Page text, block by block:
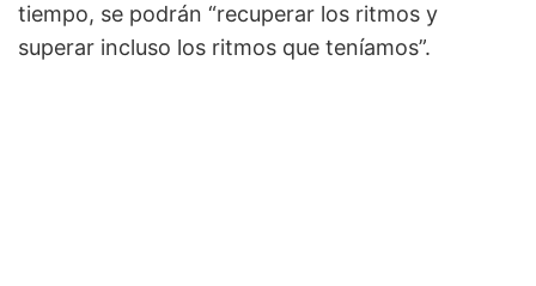
tiempo, se podrán “recuperar los ritmos y
superar incluso los ritmos que teníamos”.